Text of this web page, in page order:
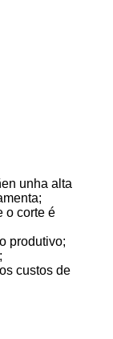
unha alta
o corte é
produtivo;
custos de